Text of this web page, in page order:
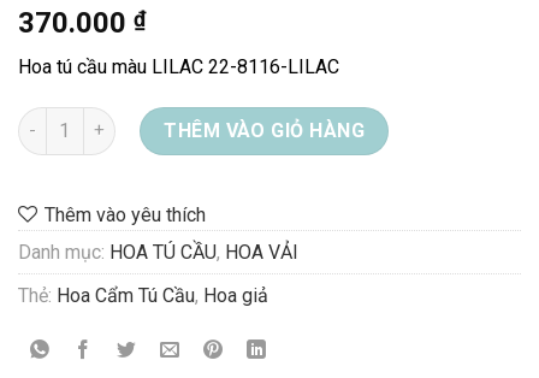
370.000 ₫
Hoa tú cầu màu LILAC 22-8116-LILAC
Hoa tú cầu màu LILAC số lượng
THÊM VÀO GIỎ HÀNG
Thêm vào yêu thích
Danh mục: HOA TÚ CẦU, HOA VẢI
Thẻ: Hoa Cẩm Tú Cầu, Hoa giả